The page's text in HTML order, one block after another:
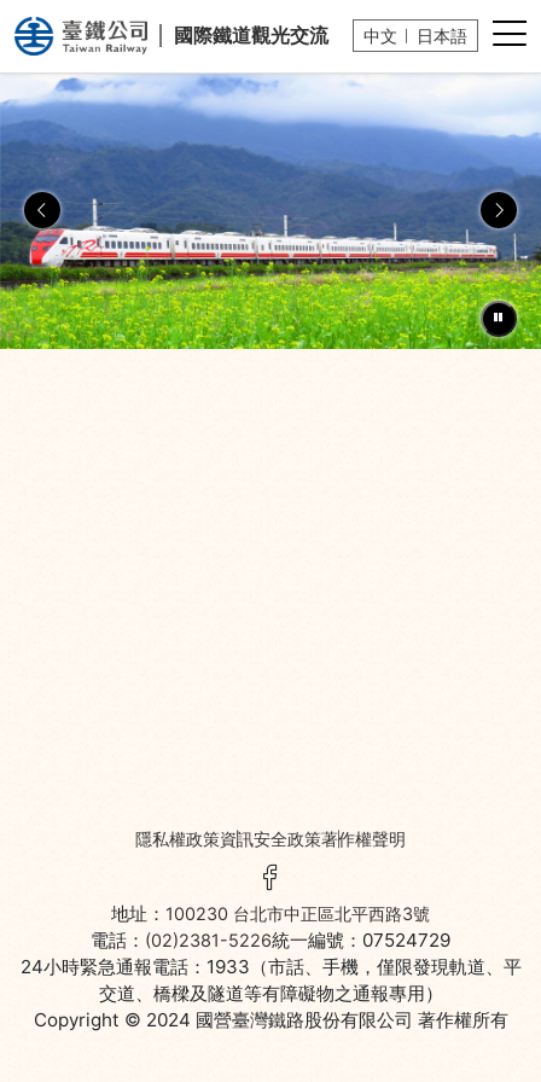
國營臺灣鐵路股份有限公司
國際鐵道觀光交流 中文 日本語 小版
上一張幻燈片 下一
暫停
隱私權政策資訊安全政策著作權聲明
Facebook粉絲頁
地址： 100230 台北市中正區北平西路3號
電話： (02)2381-5226統一編號：07524729
24小時緊急通報電話：1933（市話、手機，僅限發現軌道、平
交道、橋樑及隧道等有障礙物之通報專用）
Copyright © 2024 國營臺灣鐵路股份有限公司 著作權所有